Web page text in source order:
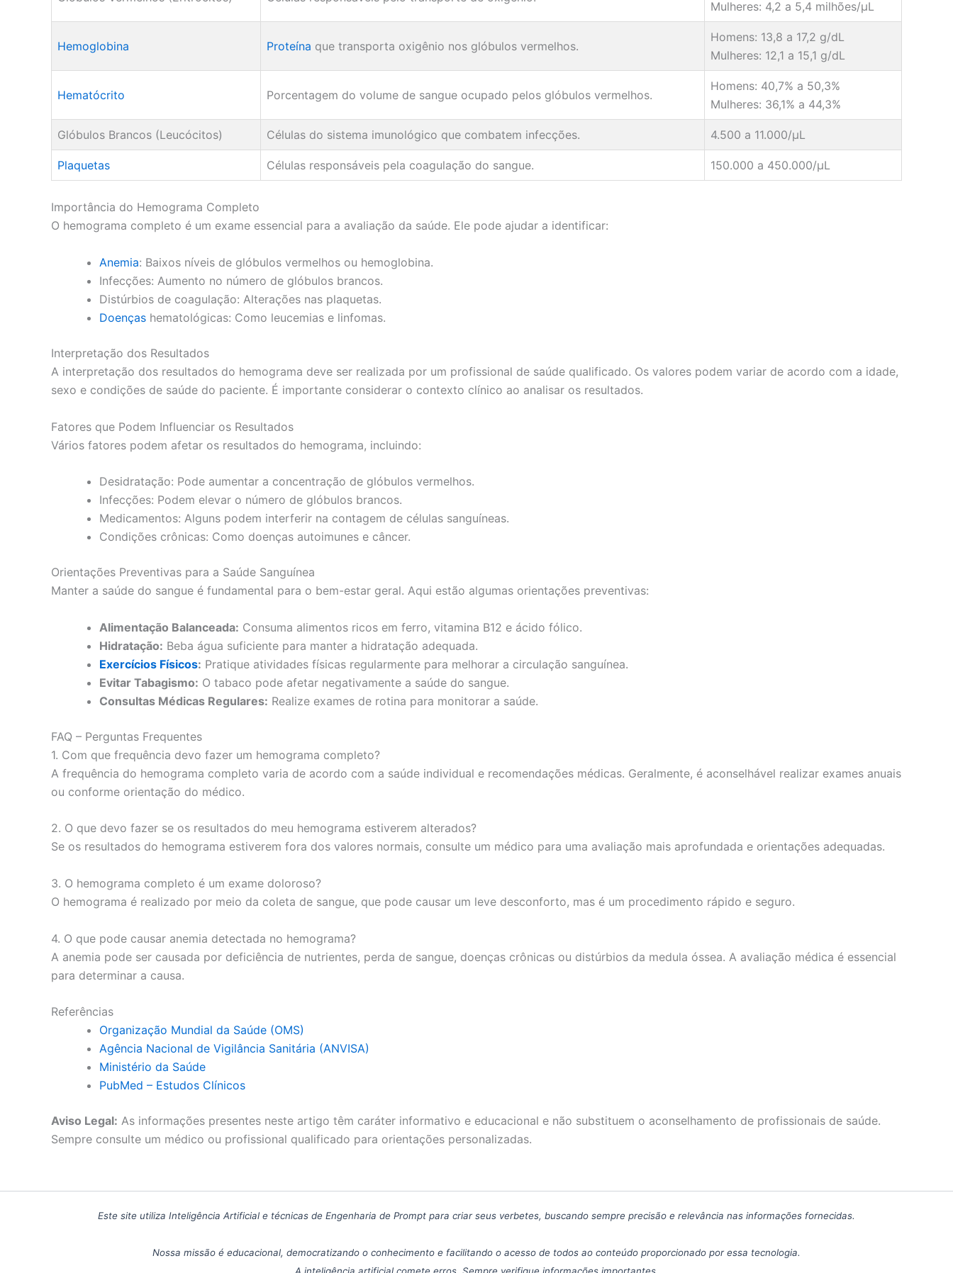
Mulheres: 4,2 a 5,4 milhões/µL
Hemoglobina Proteína que transporta oxigênio nos glóbulos vermelhos.
Homens: 13,8 a 17,2 g/dL
Mulheres: 12,1 a 15,1 g/dL
Hematócrito Porcentagem do volume de sangue ocupado pelos glóbulos vermelhos.
Homens: 40,7% a 50,3%
Mulheres: 36,1% a 44,3%
Glóbulos Brancos (Leucócitos) Células do sistema imunológico que combatem infecções. 4.500 a 11.000/µL
Plaquetas Células responsáveis pela coagulação do sangue. 150.000 a 450.000/µL
Importância do Hemograma Completo
O hemograma completo é um exame essencial para a avaliação da saúde. Ele pode ajudar a identificar:
Anemia: Baixos níveis de glóbulos vermelhos ou hemoglobina.
Infecções: Aumento no número de glóbulos brancos.
Distúrbios de coagulação: Alterações nas plaquetas.
Doenças hematológicas: Como leucemias e linfomas.
Interpretação dos Resultados
A interpretação dos resultados do hemograma deve ser realizada por um profissional de saúde qualificado. Os valores podem variar de acordo com a idade,
sexo e condições de saúde do paciente. É importante considerar o contexto clínico ao analisar os resultados.
Fatores que Podem Influenciar os Resultados
Vários fatores podem afetar os resultados do hemograma, incluindo:
Desidratação: Pode aumentar a concentração de glóbulos vermelhos.
Infecções: Podem elevar o número de glóbulos brancos.
Medicamentos: Alguns podem interferir na contagem de células sanguíneas.
Condições crônicas: Como doenças autoimunes e câncer.
Orientações Preventivas para a Saúde Sanguínea
Manter a saúde do sangue é fundamental para o bem-estar geral. Aqui estão algumas orientações preventivas:
Alimentação Balanceada: Consuma alimentos ricos em ferro, vitamina B12 e ácido fólico.
Hidratação: Beba água suficiente para manter a hidratação adequada.
Exercícios Físicos: Pratique atividades físicas regularmente para melhorar a circulação sanguínea.
Evitar Tabagismo: O tabaco pode afetar negativamente a saúde do sangue.
Consultas Médicas Regulares: Realize exames de rotina para monitorar a saúde.
FAQ – Perguntas Frequentes
1. Com que frequência devo fazer um hemograma completo?
A frequência do hemograma completo varia de acordo com a saúde individual e recomendações médicas. Geralmente, é aconselhável realizar exames anuais
ou conforme orientação do médico.
2. O que devo fazer se os resultados do meu hemograma estiverem alterados?
Se os resultados do hemograma estiverem fora dos valores normais, consulte um médico para uma avaliação mais aprofundada e orientações adequadas.
3. O hemograma completo é um exame doloroso?
O hemograma é realizado por meio da coleta de sangue, que pode causar um leve desconforto, mas é um procedimento rápido e seguro.
4. O que pode causar anemia detectada no hemograma?
A anemia pode ser causada por deficiência de nutrientes, perda de sangue, doenças crônicas ou distúrbios da medula óssea. A avaliação médica é essencial
para determinar a causa.
Referências
Organização Mundial da Saúde (OMS)
Agência Nacional de Vigilância Sanitária (ANVISA)
Ministério da Saúde
PubMed – Estudos Clínicos
Aviso Legal: As informações presentes neste artigo têm caráter informativo e educacional e não substituem o aconselhamento de profissionais de saúde.
Sempre consulte um médico ou profissional qualificado para orientações personalizadas.
Este site utiliza Inteligência Artificial e técnicas de Engenharia de Prompt para criar seus verbetes, buscando sempre precisão e relevância nas informações fornecidas.
Nossa missão é educacional, democratizando o conhecimento e facilitando o acesso de todos ao conteúdo proporcionado por essa tecnologia.